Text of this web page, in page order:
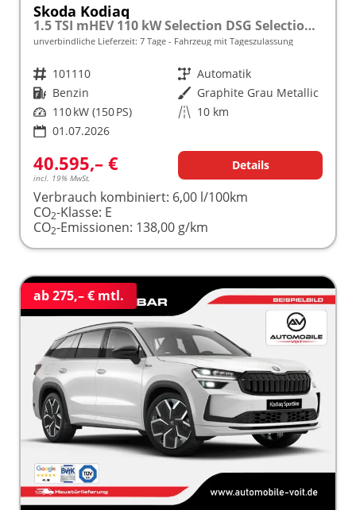
Skoda Kodiaq
1.5 TSI mHEV 110 kW Selection DSG Selection, AHK, Navi, Side, Kamera, Winter, 4 J.- Garantie
unverbindliche Lieferzeit: 7 Tage Fahrzeug mit Tageszulassung
Fahrzeugnr. 101110 Getriebe Automatik
Kraftstoff Benzin Außenfarbe Graphite Grau Metallic
Leistung 110 kW (150 PS) Kilometerstand 10 km
01.07.2026
40.595,– €
incl. 19% MwSt.
Details
Verbrauch kombiniert: 6,00 l/100km
CO2-Klasse: E
CO2-Emissionen: 138,00 g/km
ab 275,– € mtl.